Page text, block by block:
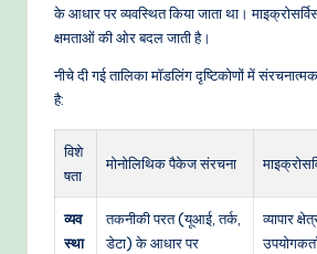
के आधार पर व्यवस्थित किया जाता था। माइक्रोसर्विस
क्षमताओं की ओर बदल जाती है।
नीचे दी गई तालिका मॉडलिंग दृष्टिकोणों में
है:
विशे
षता
मोनोलिथिक पैकेज संरचना
व्यव
स्था
तकनीकी परत (यूआई, तर्क,
डेटा) के आधार पर
व्यापार